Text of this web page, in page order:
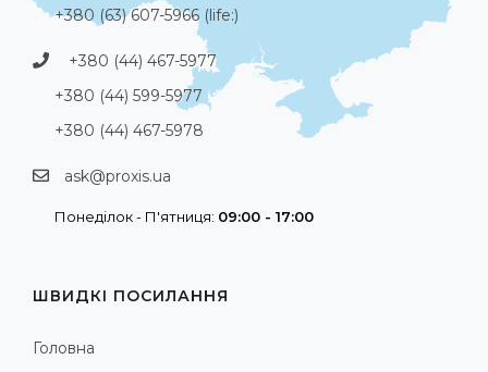
+380 (63) 607-5966 (life:)
+380 (44) 467-5977
+380 (44) 599-5977
+380 (44) 467-5978
ask@proxis.ua
Понеділок - П'ятниця: 09:00 - 17:00
ШВИДКІ ПОСИЛАННЯ
Головна